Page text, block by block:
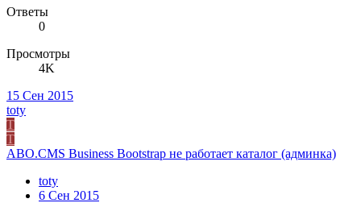
Ответы
0
Просмотры
4K
15 Сен 2015
toty
T
T
ABO.CMS Business Bootstrap не работает каталог (админка)
toty
6 Сен 2015